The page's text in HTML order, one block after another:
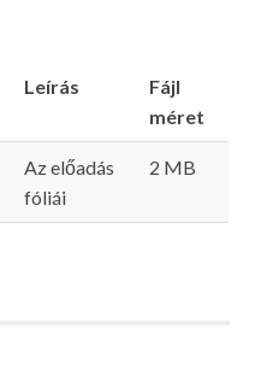
Leírás
Fájl
méret
Az előadás
fóliái
2 MB